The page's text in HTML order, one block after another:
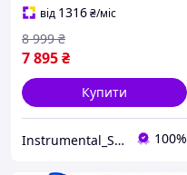
300 мм
від 1316₴/міс
7 895₴
8 999 ₴
Купити
Instrumental_Store 100%